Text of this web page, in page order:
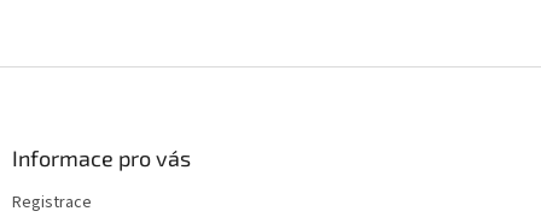
Informace pro vás
Registrace